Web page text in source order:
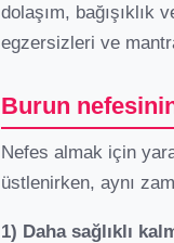
dolaşım, bağışıklık
egzersizleri ve
Burun
Nefes almak için
üstlenirken, aynı
1) Daha sağlıklı